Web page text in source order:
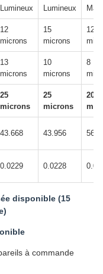
Lumineux Lumineux
12
microns
15
microns
12
13
microns
10
microns
8
25
microns
25
microns
20
43.668 43.956
0.0229 0.0228
disponible (15
à commande